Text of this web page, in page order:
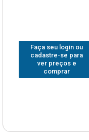
Faça seu login ou
cadastre-se para
ver preços e
comprar